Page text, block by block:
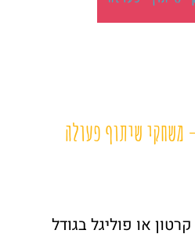
משחקי שיתוף פעולה
או פוליגל בגודל